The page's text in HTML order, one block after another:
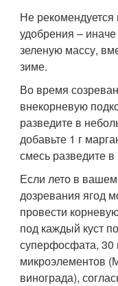
Не
удобрения –
зеленую массу,
зиме.
Во время
внекорневую
разведите в
добавьте 1 г
смесь разведите
Если лето в
дозревания ягод
провести
под каждый куст
суперфосфата, 30
микроэлементов
винограда),